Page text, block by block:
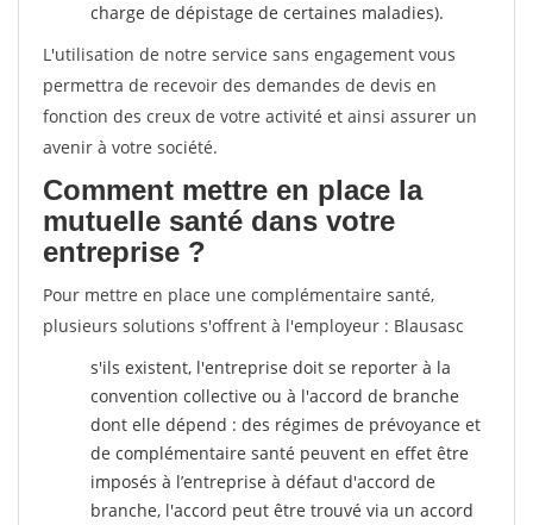
charge de dépistage de certaines maladies).
L'utilisation de notre service sans engagement vous
permettra de recevoir des demandes de devis en
fonction des creux de votre activité et ainsi assurer un
avenir à votre société.
Comment mettre en place la
mutuelle santé dans votre
entreprise ?
Pour mettre en place une complémentaire santé,
plusieurs solutions s'offrent à l'employeur : Blausasc
s'ils existent, l'entreprise doit se reporter à la
convention collective ou à l'accord de branche
dont elle dépend : des régimes de prévoyance et
de complémentaire santé peuvent en effet être
imposés à l’entreprise à défaut d'accord de
branche, l'accord peut être trouvé via un accord